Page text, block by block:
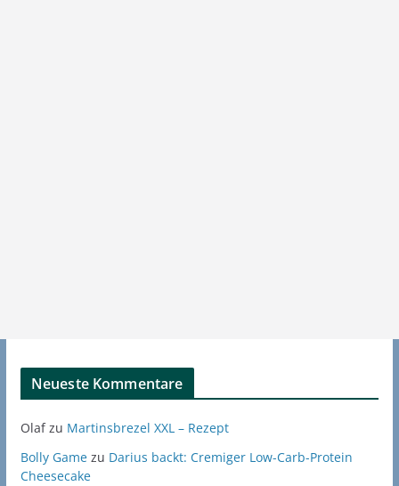
Neueste Kommentare
Olafzu Martinsbrezel XXL – Rezept
Bolly Gamezu Darius backt: Cremiger Low-Carb-Protein
Cheesecake